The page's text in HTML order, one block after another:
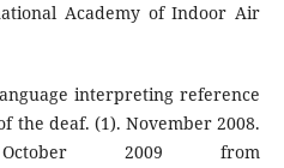
Academy of Indoor Air
interpreting reference
the deaf. (1). November 2008.
2009 from